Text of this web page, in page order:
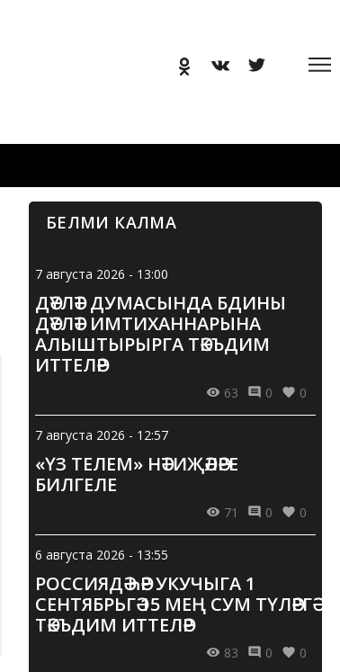
БЕЛМИ КАЛМА
7 августа 2026 - 13:00
ДӘҮЛӘТ ДУМАСЫНДА БДИНЫ
ДӘҮЛӘТ ИМТИХАННАРЫНА
АЛЫШТЫРЫРГА ТӘКЪДИМ
ИТТЕЛӘР
63 0 0
7 августа 2026 - 12:57
«ҮЗ ТЕЛЕМ» НӘТИҖӘЛӘРЕ
БИЛГЕЛЕ
71 0 0
6 августа 2026 - 13:55
РОССИЯДӘ ҺӘР УКУЧЫГА 1
СЕНТЯБРЬГӘ 15 МЕҢ СУМ ТҮЛӘРГӘ
ТӘКЪДИМ ИТТЕЛӘР
83 0 0